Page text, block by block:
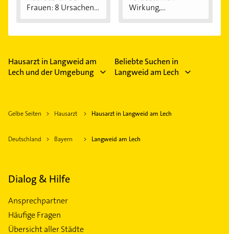
Frauen: 8 Ursachen...
Wirkung,
Hausarzt in Langweid am
Lech und der Umgebung
Beliebte Suchen in
Langweid am Lech
Gelbe Seiten Hausarzt Hausarzt in Langweid am Lech
Deutschland Bayern Langweid am Lech
Dialog & Hilfe
Ansprechpartner
Häufige Fragen
Übersicht aller Städte